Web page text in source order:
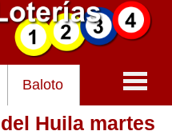
Baloto
Huila martes